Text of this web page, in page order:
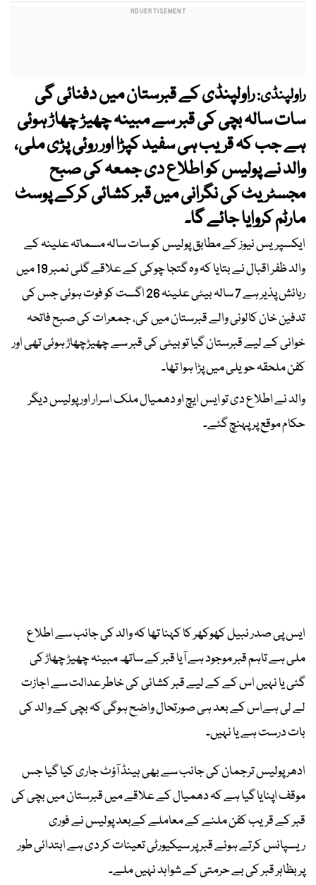
راولپنڈی:راولپنڈی کے قبرستان میں دفنائی گی
سات سالہ بچی کی قبر سے مبینہ چھیڑ چھاڑ ہوئی
ہے جب کہ قریب ہی سفید کپڑا اور روئی پڑی ملی،
والد نے پولیس کو اطلاع دی جمعہ کی صبح
مجسٹریٹ کی نگرانی میں قبر کشائی کرکے پوسٹ
مارٹم کروایا جائے گا۔
ایکسپریس نیوز کے مطابق پولیس کو سات سالہ مسماتہ علینہ کے
والد ظفر اقبال نے بتایا کہ وہ گتجا چوکی کے علاقے گلی نمبر 19 میں
رہائش پذیر ہے 7 سالہ بیٹی علینہ 26 اگست کو فوت ہوئی جس کی
تدفین خان کالونی والے قبرستان میں کی، جمعرات کی صبح فاتحہ
خوانی کے لیے قبرستان گیا تو بیٹی کی قبر سے چھیڑچھاڑ ہوئی تھی اور
کفن ملحقہ حویلی میں پڑا ہوا تھا۔
والد نے اطلاع دی تو ایس ایچ او دھمیال ملک اسرار اور پولیس دیگر
حکام موقع پر پہنچ گئے۔
ایس پی صدر نبیل کھوکھر کا کہنا تھا کہ والد کی جانب سے اطلاع
ملی ہے تاہم قبر موجود ہے آیا قبر کے ساتھ مبینہ چھیڑ چھاڑ کی
گئی یا نہیں اس کے کے لیے قبر کشائی کی خاطر عدالت سے اجازت
لے لی ہےاس کے بعد ہی صورتحال واضح ہوگی کہ بچی کے والد کی
بات درست ہے یا نہیں۔
ادھر پولیس ترجمان کی جانب سے بھی ہینڈ آؤٹ جاری کیا گیا جس
موقف اپنایا گیا ہے کہ دھمیال کے علاقے میں قبرستان میں بچی کی
قبر کے قریب کفن ملنے کے معاملے کےبعد پولیس نے فوری
ریسپانس کرتے ہوئے قبر پر سیکیورٹی تعینات کر دی ہے ابتدائی طور
پر بظاہر قبر کی بے حرمتی کے شواہد نہیں ملے۔